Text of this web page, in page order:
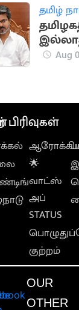
தமிழ்
Aug
🌟
வாட்ஸ்
அப்
STATUS
குற்றம்
OUR
OTHER